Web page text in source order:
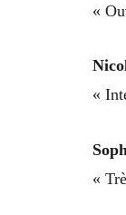
«
«
«